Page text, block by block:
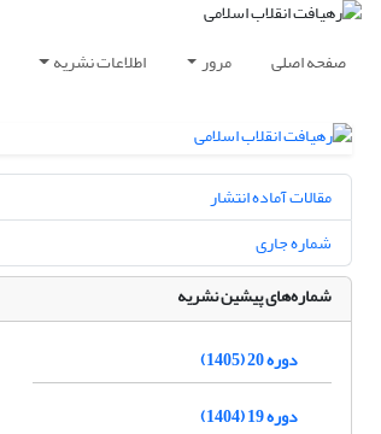
صفحه اصلی مرور اطلاعات نشریه
مقالات آماده انتشار
شماره جاری
شماره‌های پیشین نشریه
دوره 20 (1405)
دوره 19 (1404)